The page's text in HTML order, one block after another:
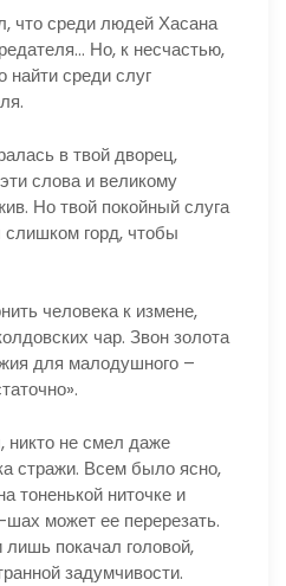
что среди людей Хасана
Но, к несчастью,
найти среди слуг
в твой дворец,
слова и великому
Но твой покойный слуга
горд, чтобы
человека к измене,
чар. Звон золота
для малодушного –
никто не смел даже
стражи. Всем было ясно,
тоненькой ниточке и
может ее перерезать.
покачал головой,
задумчивости.